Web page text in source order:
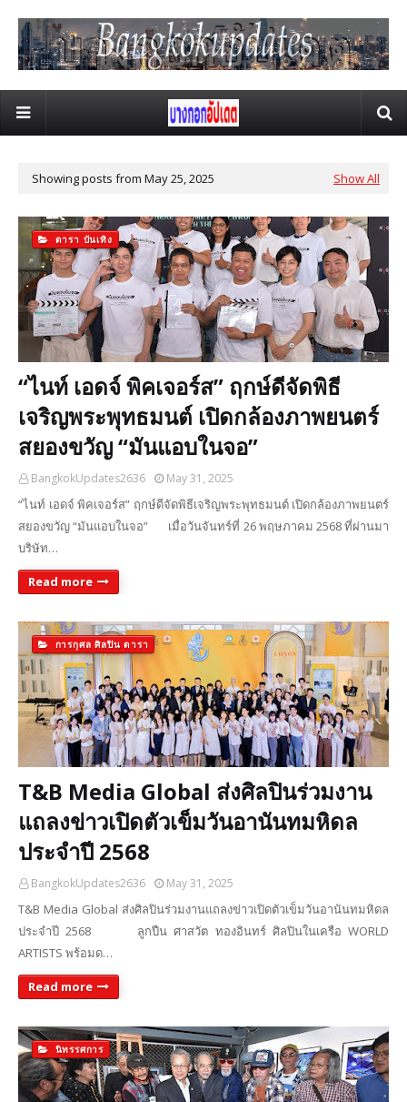
Showing posts from May 25, 2025 Show All
ดารา บันเทิง
“ไนท์ เอดจ์ พิคเจอร์ส” ฤกษ์ดีจัดพิธี
เจริญพระพุทธมนต์ เปิดกล้องภาพยนตร์
สยองขวัญ “มันแอบในจอ”
BangkokUpdates2636 May 31, 2025
“ไนท์ เอดจ์ พิคเจอร์ส” ฤกษ์ดีจัดพิธีเจริญพระพุทธมนต์ เปิดกล้องภาพยนตร์
สยองขวัญ “มันแอบในจอ” เมื่อวันจันทร์ที่ 26 พฤษภาคม 2568 ที่ผ่านมา
บริษัท…
Read more
การกุศล ศิลปิน ดารา
T&B Media Global ส่งศิลปินร่วมงาน
แถลงข่าวเปิดตัวเข็มวันอานันทมหิดล
ประจำปี 2568
BangkokUpdates2636 May 31, 2025
T&B Media Global ส่งศิลปินร่วมงานแถลงข่าวเปิดตัวเข็มวันอานันทมหิดล
ประจำปี 2568 ลูกปืน ศาสวัต ทองอินทร์ ศิลปินในเครือ WORLD
ARTISTS พร้อมด…
Read more
นิทรรศการ